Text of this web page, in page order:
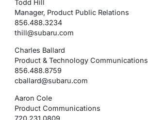
Todd Hill
Manager, Product Public Relations
856.488.3234
thill@subaru.com
Charles Ballard
Product & Technology Communications
856.488.8759
cballard@subaru.com
Aaron Cole
Product Communications
720.231.0809